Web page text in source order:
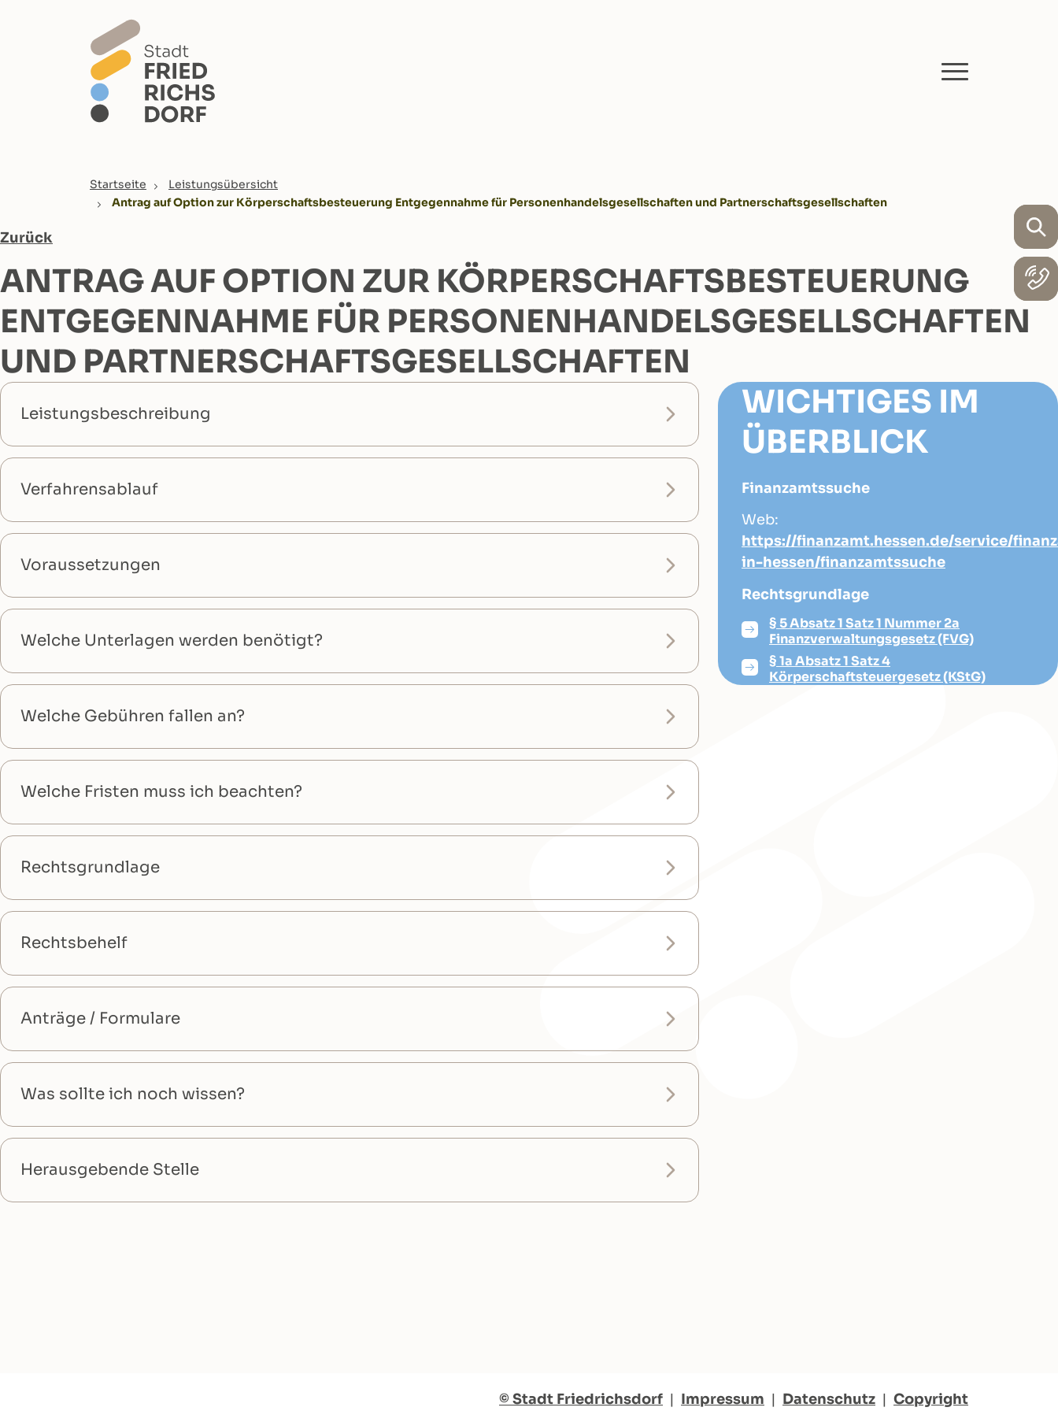
You are here:
Startseite
Leistungsübersicht
Antrag auf Option zur Körperschaftsbesteuerung Entgegennahme für Personenhandelsgesellschaften und Partnerschaftsgesellschaften
Zurück
ANTRAG AUF OPTION ZUR KÖRPERSCHAFTSBESTEUERUNG
ENTGEGENNAHME FÜR PERSONENHANDELSGESELLSCHAFTEN
UND PARTNERSCHAFTSGESELLSCHAFTEN
Leistungsbeschreibung
Verfahrensablauf
Voraussetzungen
Welche Unterlagen werden benötigt?
Welche Gebühren fallen an?
Welche Fristen muss ich beachten?
Rechtsgrundlage
Rechtsbehelf
Anträge / Formulare
Was sollte ich noch wissen?
Herausgebende Stelle
WICHTIGES IM
ÜBERBLICK
Finanzamtssuche
Web:
https://finanzamt.hessen.de/service/
in-hessen/finanzamtssuche
Rechtsgrundlage
§ 5 Absatz 1 Satz 1 Nummer 2a
Finanzverwaltungsgesetz (FVG)
§ 1a Absatz 1 Satz 4
Körperschaftsteuergesetz (KStG)
© Stadt Friedrichsdorf | Impressum | Datenschutz | Copyright